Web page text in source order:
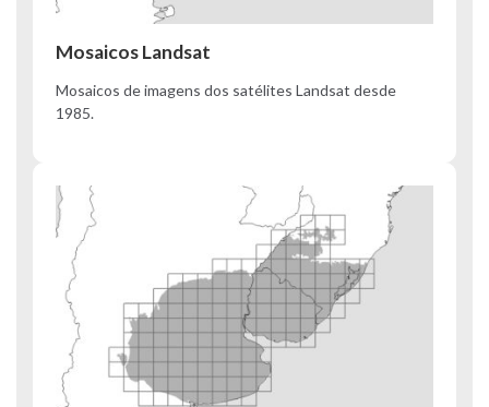
Mosaicos Landsat
Mosaicos de imagens dos satélites Landsat desde
1985.